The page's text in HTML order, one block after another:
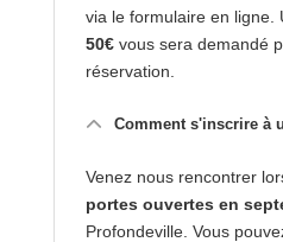
via le formulaire en ligne.
50€vous sera demandé
réservation.
Comment s'inscrire à
Venez nous rencontrer
portes ouvertes en
Profondeville. Vous